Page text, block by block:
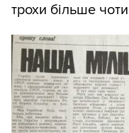
трохи більше